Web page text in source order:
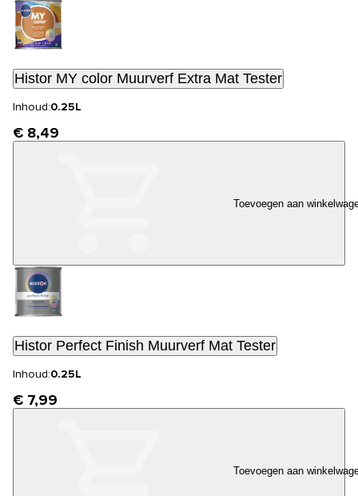
Histor MY color Muurverf Extra Mat Tester
Inhoud:0.25L
€ 8,49
Toevoegen aan
Histor Perfect Finish Muurverf Mat Tester
Inhoud:0.25L
€ 7,99
Toevoegen aan